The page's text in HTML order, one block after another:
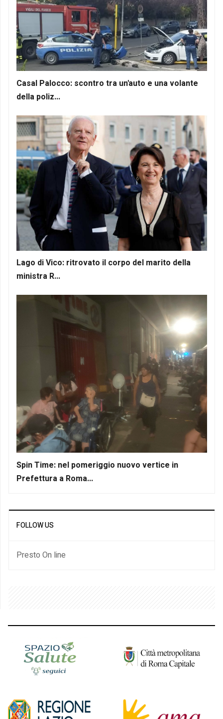
Casal Palocco: scontro tra un'auto e una volante
della poliz...
Lago di Vico: ritrovato il corpo del marito della
ministra R...
Spin Time: nel pomeriggio nuovo vertice in
Prefettura a Roma...
FOLLOW US
Presto On line